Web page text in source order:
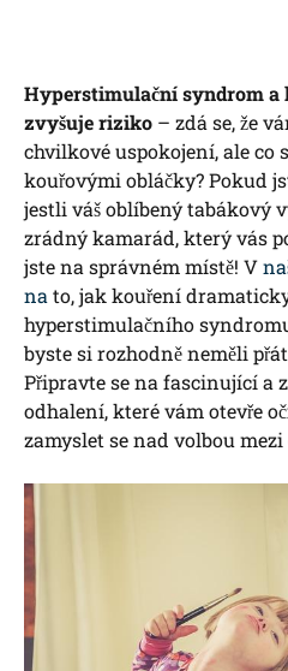
Hyperstimulační syndrom a
zvyšuje riziko – zdá se, že
chvilkové uspokojení, ale co
kouřovými obláčky? Pokud
jestli váš oblíbený tabákový
zrádný kamarád, který vás
jste na správném místě! V
na to, jak kouření
hyperstimulačního
byste si rozhodně neměli
Připravte se na fascinující a
odhalení, které vám otevře
zamyslet se nad volbou